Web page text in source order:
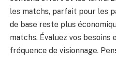
les matchs, parfait pour les
de base reste plus
matchs. Évaluez vos besoins
fréquence de visionnage.